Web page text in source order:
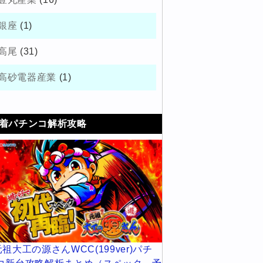
座 (1)
尾 (31)
砂電器産業 (1)
パチンコ解析攻略
祖大工の源さんWCC(199ver)パチ